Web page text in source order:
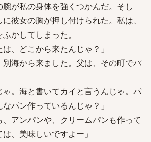
が私の身体を強くつかんだ。そし
彼女の胸が押し付けられた。私は、
かしてしまった。
は、どこから来たんじゃ？」
別海から来ました。父は、その町でパ
ゃ。海と書いてカイと言うんじゃ。パ
パン作っているんじゃ？」
、アンパンや、クリームパンも作って
、美味しいですよー」